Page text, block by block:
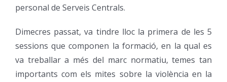
personal de Serveis Centrals.
Dimecres passat, va tindre lloc la primera de les 5
sessions que componen la formació, en la qual es
va treballar a més del marc normatiu, temes tan
importants com els mites sobre la violència en la